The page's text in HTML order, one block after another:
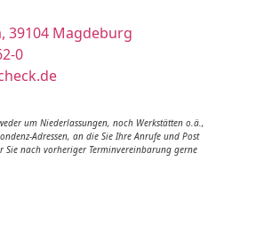
39104 Magdeburg
0
um Niederlassungen, noch Werkstätten o.ä.,
Adressen, an die Sie Ihre Anrufe und Post
Sie nach vorheriger Terminvereinbarung gerne